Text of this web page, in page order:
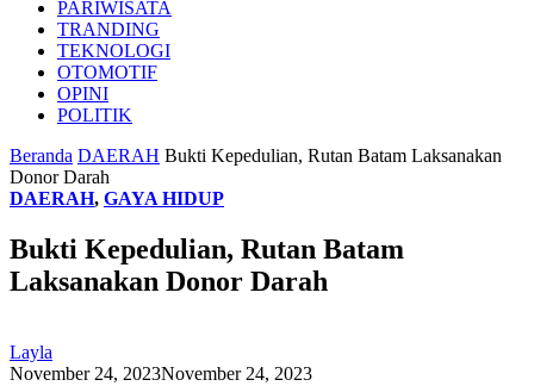
PARIWISATA
TRANDING
TEKNOLOGI
OTOMOTIF
OPINI
POLITIK
Beranda DAERAH Bukti Kepedulian, Rutan Batam Laksanakan
Donor Darah
DAERAH, GAYA HIDUP
Bukti Kepedulian, Rutan Batam
Laksanakan Donor Darah
Layla
November 24, 2023November 24, 2023